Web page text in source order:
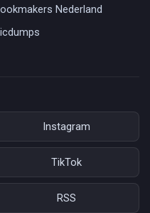
Nederland
Instagram
TikTok
RSS